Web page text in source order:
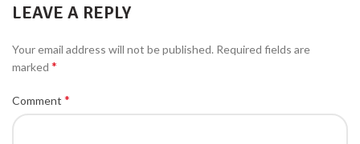
LEAVE A REPLY
Your email address will not be published. Required fields are
marked *
Comment *